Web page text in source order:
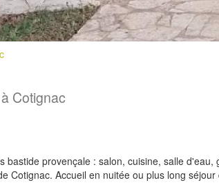
à Cotignac
provençale : salon, cuisine, salle d'eau,
Cotignac. Accueil en nuitée ou plus long